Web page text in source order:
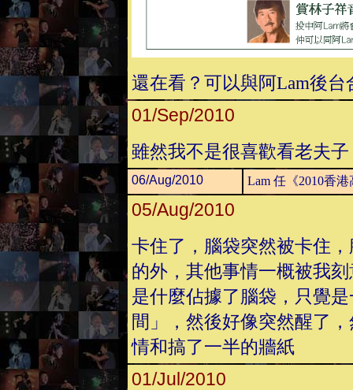
還在看？可以與阿Lam後
01/Sep/2010
雖然我不是很喜歡看老夫
06/Aug/2010 Lam 任《2010香
05/Aug/2010
卡住了，腦袋突然被卡住
的外，其他事情一概被我
是什麼佔據了腦袋，只覺
間」，然後好像突然醒了
情和搞了一半的牆紙
01/Jul/2010